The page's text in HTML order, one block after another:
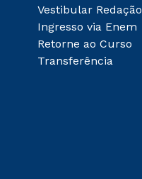
Vestibular Redação
Ingresso via Enem
Retorne ao Curso
Transferência